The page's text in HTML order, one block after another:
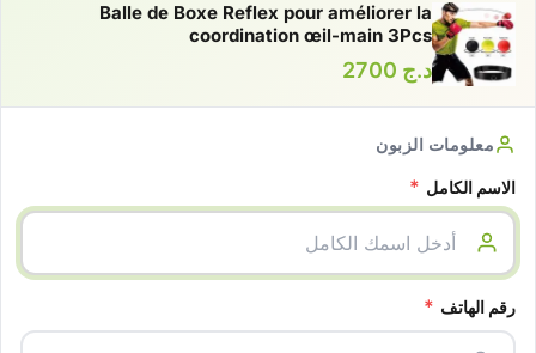
Balle de Boxe Reflex pour améliorer la
coordination œil-main 3Pcs
د.ج
معلومات الزبون
الاسم الكامل *
رقم الهاتف *